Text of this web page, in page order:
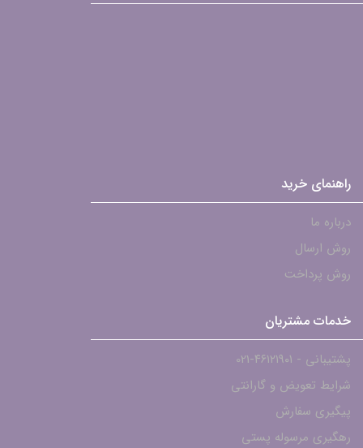
راهنمای خرید
درباره ما
روش ارسال
روش پرداخت
خدمات مشتریان
پشتیبانی - ۴۶۱۲۱۹۰۱-021
شرایط تعویض و گارانتی
پیگیری سفارش
رهگیری مرسوله پستی